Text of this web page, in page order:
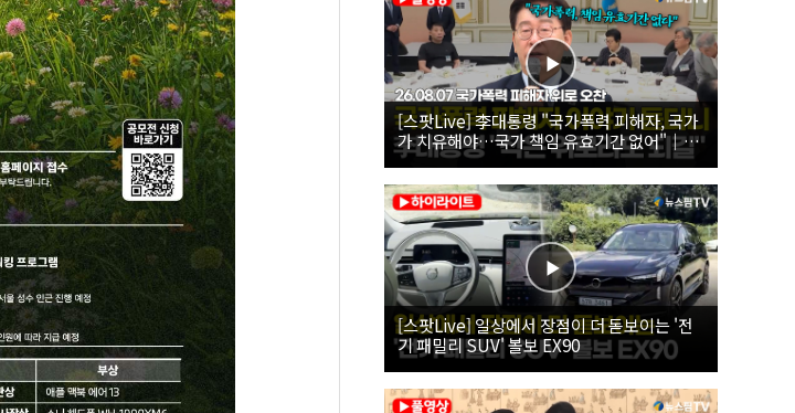
[스팟Live] 李대통령 "국가폭력 피해자, 국가
가 치유해야…국가 책임 유효기간 없어"｜
26.08.07 국가폭력 피해자 위로 오찬
[스팟Live] 일상에서 장점이 더 돋보이는 '전
기 패밀리 SUV' 볼보 EX90